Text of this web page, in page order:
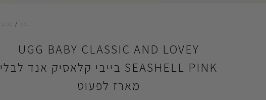
/
UGG BABY CLASSIC AND LOVEY
SEASHELL PINK בייבי קלאסיק אנד לבלי
מארז לפעוט